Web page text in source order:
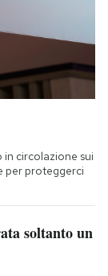
in circolazione sui
per proteggerci
soltanto un